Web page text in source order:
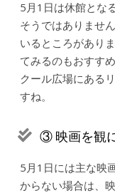
5月1日は休館とな
そうではありませ
いるところがあり
てみるのもおすす
クール広場にある
すね。
③ 映画を観
5月1日には主な映
からない場合は、